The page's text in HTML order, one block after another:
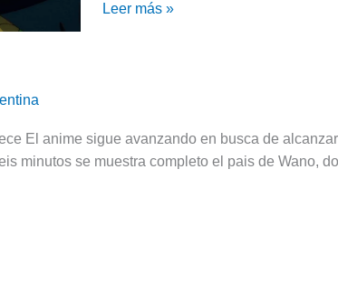
Leer más »
El anime sigue avanzando en busca de
minutos se muestra completo el pais de Wano,